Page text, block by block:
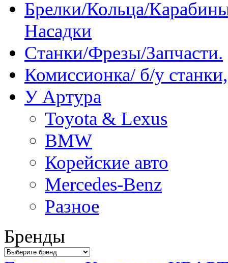
Брелки/Кольца/
Насадки
Станки/Фрезы/Запчасти.
Комиссионка/ б/у
У Артура
Toyota & Lexus
BMW
Корейские авто
Mercedes-Benz
Разное
Бренды